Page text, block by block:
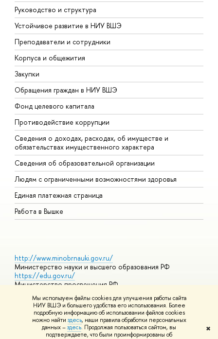
Мы используем файлы cookies для улучшения работы сайта
НИУ ВШЭ и большего удобства его использования. Более
подробную информацию об использовании файлов cookies
можно найти здесь, наши правила обработки персональных
данных –здесь. Продолжая пользоваться сайтом, вы
подтверждаете, что были проинформированы об
✖
Руководство и структура
Устойчивое развитие в НИУ ВШЭ
Преподаватели и сотрудники
Корпуса и общежития
Закупки
Обращения граждан в НИУ ВШЭ
Фонд целевого капитала
Противодействие коррупции
Сведения о доходах, расходах, об имуществе и
обязательствах имущественного характера
Сведения об образовательной организации
Людям с ограниченными возможностями здоровья
Единая платежная страница
Работа в Вышке
http://www.minobrnauki.gov.ru/
Министерство науки и высшего образования РФ
https://edu.gov.ru/
Министерство просвещения РФ
Массовые открытые онлайн-курсы
© НИУ ВШЭ 1993–2026 Адреса и контактыУсловия